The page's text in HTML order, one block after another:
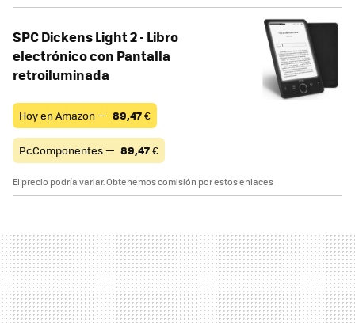
SPC Dickens Light 2 - Libro
electrónico con Pantalla
retroiluminada
Hoy en Amazon — 89,47€
PcComponentes — 89,47€
El precio podría variar. Obtenemos comisión por estos enlaces